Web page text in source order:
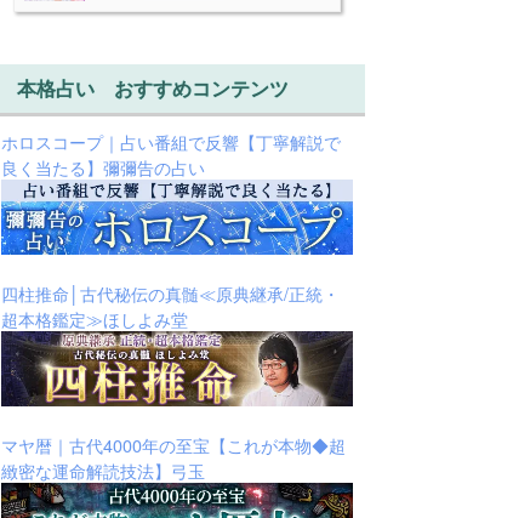
本格占い おすすめコンテンツ
ホロスコープ｜占い番組で反響【丁寧解説で
良く当たる】彌彌告の占い
四柱推命│古代秘伝の真髄≪原典継承/正統・
超本格鑑定≫ほしよみ堂
マヤ暦｜古代4000年の至宝【これが本物◆超
緻密な運命解読技法】弓玉